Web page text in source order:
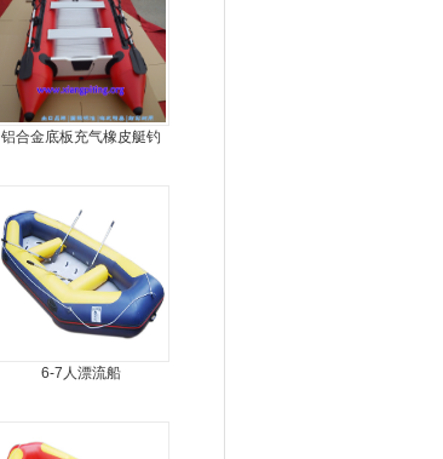
铝合金底板充气橡皮艇钓
6-7人漂流船